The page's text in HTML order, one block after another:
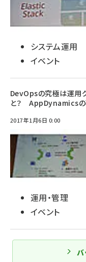
システム運用
イベント
DevOpsの究極は運用
と？ AppDynamics
2017年1月6日 0:00
運用・管理
イベント
バ